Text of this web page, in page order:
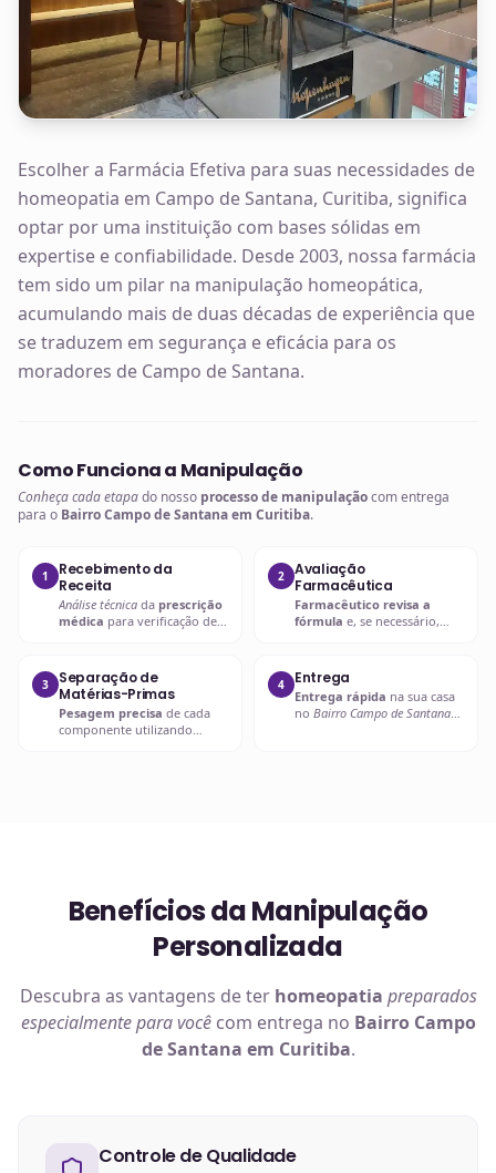
Escolher a Farmácia Efetiva para suas necessidades de
homeopatia em Campo de Santana, Curitiba, significa
optar por uma instituição com bases sólidas em
expertise e confiabilidade. Desde 2003, nossa farmácia
tem sido um pilar na manipulação homeopática,
acumulando mais de duas décadas de experiência que
se traduzem em segurança e eficácia para os
moradores de Campo de Santana.
Como Funciona a Manipulação
Conheça cada etapado nosso processo de manipulaçãocom entrega
para o Bairro Campo de Santana em Curitiba.
1
Recebimento da
Receita
Análise técnica da prescrição
médica para verificação de
2
Avaliação
Farmacêutica
Farmacêutico revisa a
fórmula e, se necessário,
esclarecimentos.
3
Separação de
Matérias-Primas
Pesagem precisa de cada
componente utilizando
4 Entrega
Entrega rápida na sua casa
no Bairro Campo de Santana
Benefícios da Manipulação
Personalizada
Descubra as vantagens de ter homeopatia preparados
especialmente para vocêcom entrega no Bairro Campo
de Santana em Curitiba.
Controle de Qualidade